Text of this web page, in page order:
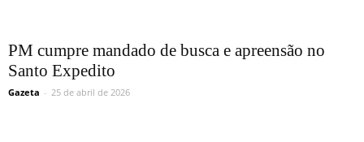
PM cumpre mandado de busca e apreensão no
Santo Expedito
Gazeta - 25 de abril de 2026